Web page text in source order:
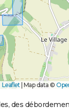
Leaflet Map data ©
des